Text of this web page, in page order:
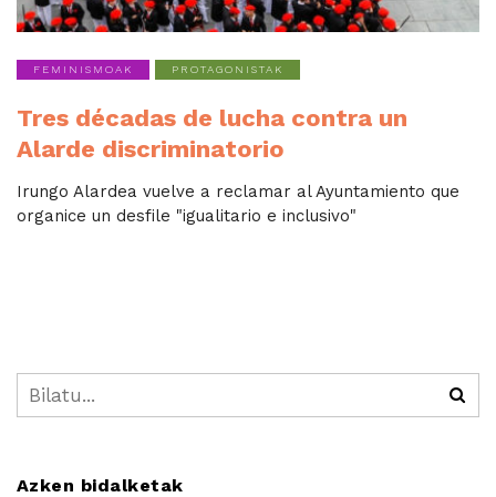
FEMINISMOAK PROTAGONISTAK
Tres décadas de lucha contra un
Alarde discriminatorio
Irungo Alardea vuelve a reclamar al Ayuntamiento que
organice un desfile "igualitario e inclusivo"
Azken bidalketak